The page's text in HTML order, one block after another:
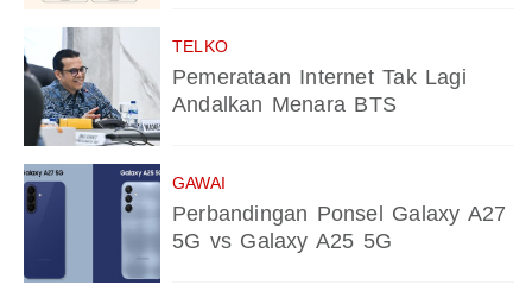
TELKO
Pemerataan Internet Tak Lagi
Andalkan Menara BTS
GAWAI
Perbandingan Ponsel Galaxy A27
5G vs Galaxy A25 5G